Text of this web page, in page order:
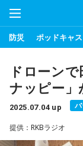
防災 ポッドキャ
ドローン
ナッピー」
2025.07.04 up
提供：RKBラジオ